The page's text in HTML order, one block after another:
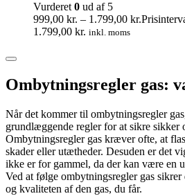
Vurderet 0 ud af 5
999,00 kr. – 1.799,00 kr.
1.799,00 kr. inkl. moms
Ombytningsregler gas:
Når det kommer til ombytningsregler
grundlæggende regler for at sikre sikker
Ombytningsregler gas kræver ofte, at
skader eller utætheder. Desuden er det
ikke er for gammel, da der kan være en
Ved at følge ombytningsregler gas
og kvaliteten af den gas, du får.